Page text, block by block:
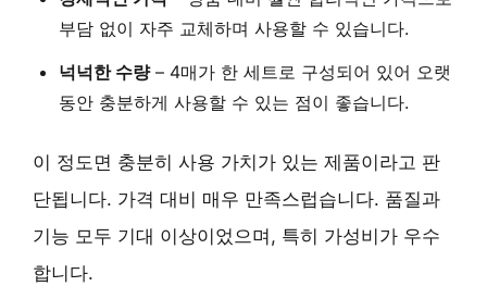
부담 없이 자주 교체하며 사용할 수 있습니다.
넉넉한 수량– 4매가 한 세트로 구성되어 있어 오랫
동안 충분하게 사용할 수 있는 점이 좋습니다.
이 정도면 충분히 사용 가치가 있는 제품이라고 판
단됩니다. 가격 대비 매우 만족스럽습니다. 품질과
기능 모두 기대 이상이었으며, 특히 가성비가 우수
합니다.